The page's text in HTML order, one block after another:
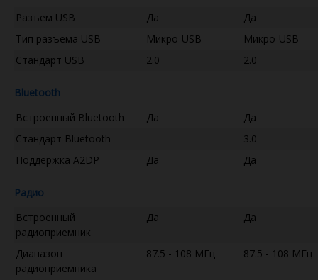
Разъем USB
Да
Да
Тип разъема USB
Микро-USB
Микро-USB
Стандарт USB
2.0 2.0
Bluetooth
Встроенный Bluetooth
Да
Да
Стандарт Bluetooth
--
3.0
Поддержка A2DP
Да Да
Радио
Встроенный
радиоприемник
Да Да
Диапазон
радиоприемника
87.5 - 108 МГц 87.5 - 108 МГц